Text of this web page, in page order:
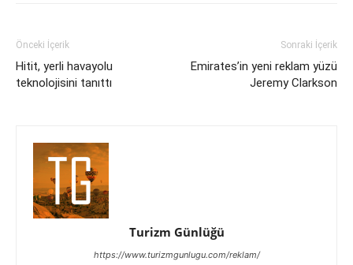
Önceki İçerik
Hitit, yerli havayolu
teknolojisini tanıttı
Sonraki İçerik
Emirates’in yeni reklam yüzü
Jeremy Clarkson
Turizm Günlüğü
https://www.turizmgunlugu.com/reklam/